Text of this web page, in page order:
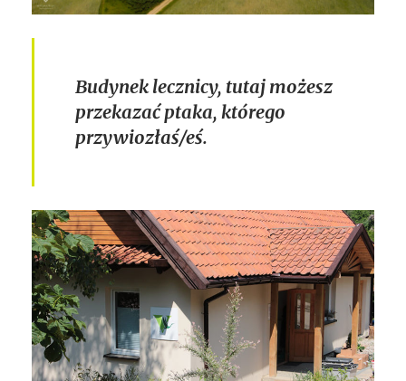
Budynek lecznicy, tutaj możesz
przekazać ptaka, którego
przywiozłaś/eś.